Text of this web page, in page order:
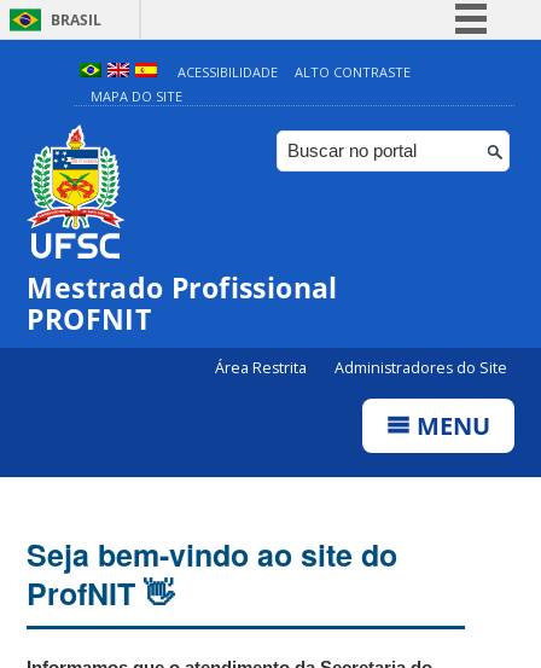
BRASIL
Simplifique!
Comunica BR
Participe
ACESSIBILIDADE
ALTO CONTRASTE
MAPA DO SITE
Mestrado Profissional
PROFNIT
Área Restrita Administradores do Site
MENU
Seja bem-vindo ao site do
ProfNIT 👋